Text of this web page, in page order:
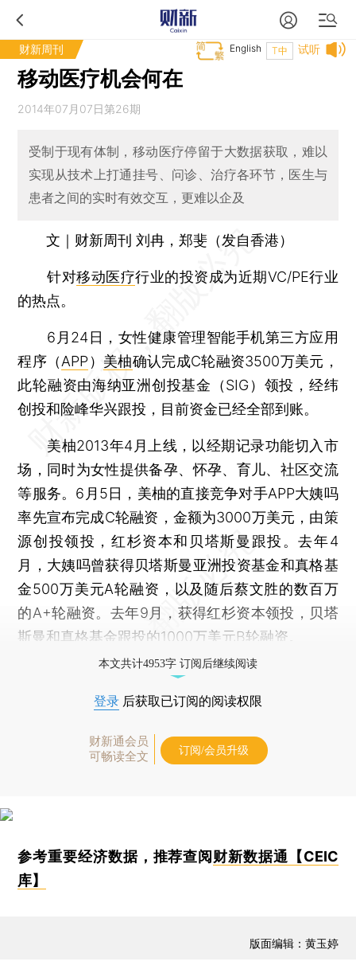
财新周刊 试听
T中
English
移动医疗机会何在
2014年07月07日第26期
受制于现有体制，移动医疗停留于大数据获取，难以
实现从技术上打通挂号、问诊、治疗各环节，医生与
患者之间的实时有效交互，更难以企及
文｜财新周刊 刘冉，郑斐（发自香港）
针对移动医疗行业的投资成为近期VC/PE行业
的热点。
6月24日，女性健康管理智能手机第三方应用
程序（APP ） 美柚确认完成C轮融资3500万美元，
此轮融资由海纳亚洲创投基金（SIG）领投，经纬
创投和险峰华兴跟投，目前资金已经全部到账。
美柚2013年4月上线，以经期记录功能切入市
场，同时为女性提供备孕、怀孕、育儿、社区交流
等服务。6月5日，美柚的直接竞争对手APP大姨吗
率先宣布完成C轮融资，金额为3000万美元，由策
源创投领投，红杉资本和贝塔斯曼跟投。去年4
月，大姨吗曾获得贝塔斯曼亚洲投资基金和真格基
金500万美元A轮融资，以及随后蔡文胜的数百万
的A+轮融资。去年9月，获得红杉资本领投，贝塔
斯曼和真格基金跟投的1000万美元B轮融资。
本文共计4953字 订阅后继续阅读
登录 后获取已订阅的阅读权限
财新通会员
可畅读全文
订阅/会员升级
参考重要经济数据，推荐查阅 财新数据通【CEIC
库】
版面编辑：黄玉婷